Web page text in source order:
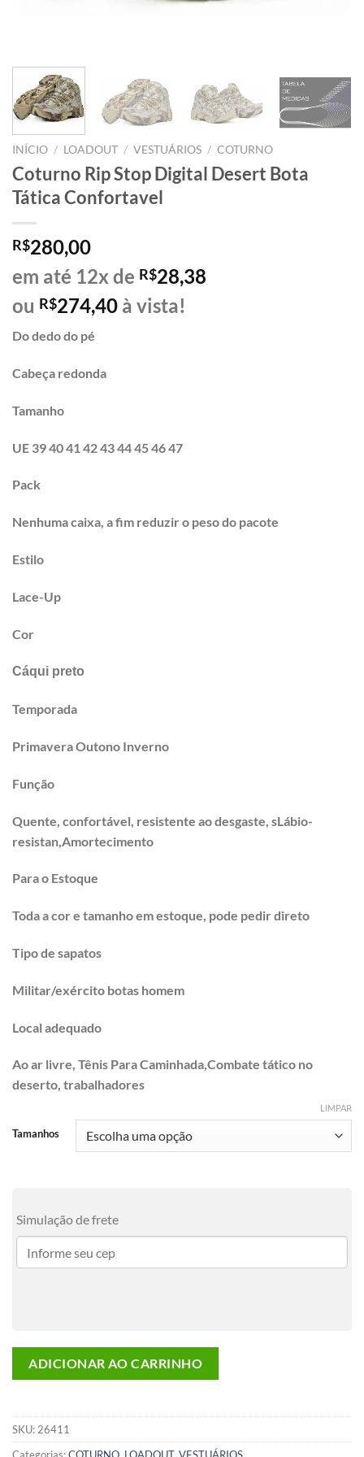
INÍCIO / LOADOUT / VESTUÁRIOS / COTURNO
Coturno Rip Stop Digital Desert Bota
Tática Confortavel
R$280,00
em até 12x de R$28,38
ou R$274,40 à vista!
Do dedo do pé
Cabeça redonda
Tamanho
UE 39 40 41 42 43 44 45 46 47
Pack
Nenhuma caixa, a fim reduzir o peso do pacote
Estilo
Lace-Up
Cor
Cáqui preto
Temporada
Primavera Outono Inverno
Função
Quente, confortável, resistente ao desgaste, sLábio-
resistan,Amortecimento
Para o Estoque
Toda a cor e tamanho em estoque, pode pedir direto
Tipo de sapatos
Militar/exército botas homem
Local adequado
Ao ar livre, Tênis Para Caminhada,Combate tático no
deserto, trabalhadores
Tamanhos
LIMPAR
Simulação de frete
ADICIONAR AO CARRINHO
SKU: 26411